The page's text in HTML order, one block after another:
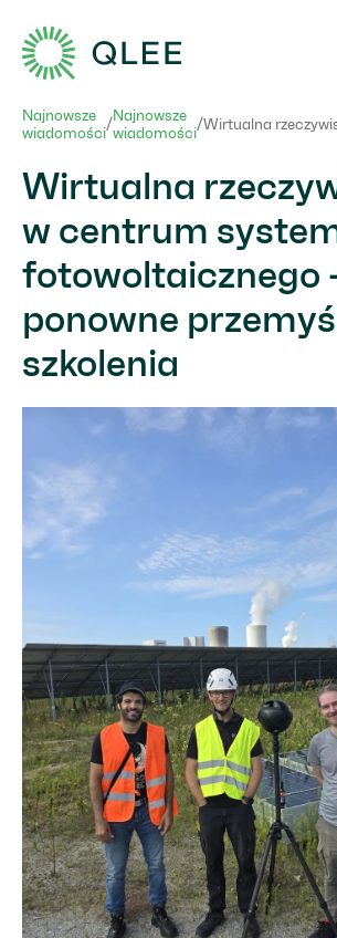
Najnowsze
wiadomości/Najnowsze
wiadomości/
Wirtualna
w centrum
fotowoltaicznego
ponowne
szkolenia